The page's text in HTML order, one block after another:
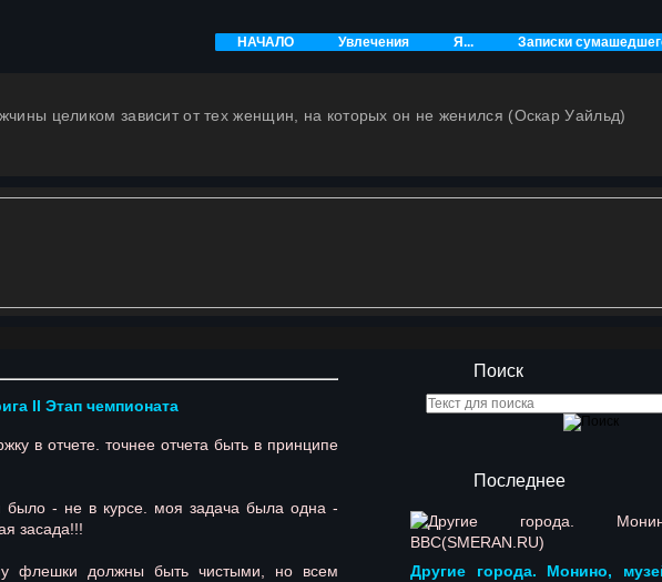
НАЧАЛО
Увлечения
Я...
Записки
целиком зависит от тех женщин, на которых он не женился (Оскар Уайльд)
II Этап чемпионата
в отчете. точнее отчета быть в принципе
- не в курсе. моя задача была одна -
засада!!!
флешки должны быть чистыми, но всем
Поиск
Последнее
Другие города. Монино,